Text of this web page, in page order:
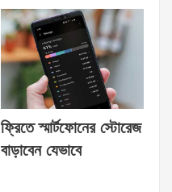
ফ্রিতে স্মার্টফোনের স্টোরেজ
বাড়াবেন যেভাবে